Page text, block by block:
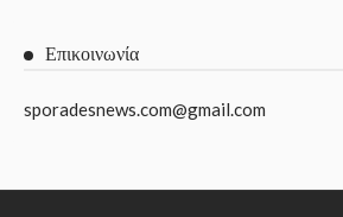
Επικοινωνία
sporadesnews.com@gmail.com